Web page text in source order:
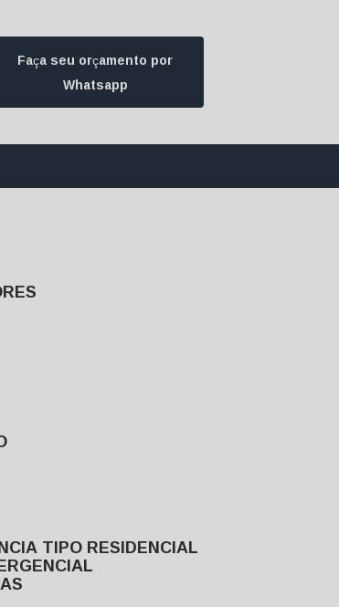
Faça seu orçamento por
Whatsapp
TIPO RESIDENCIAL